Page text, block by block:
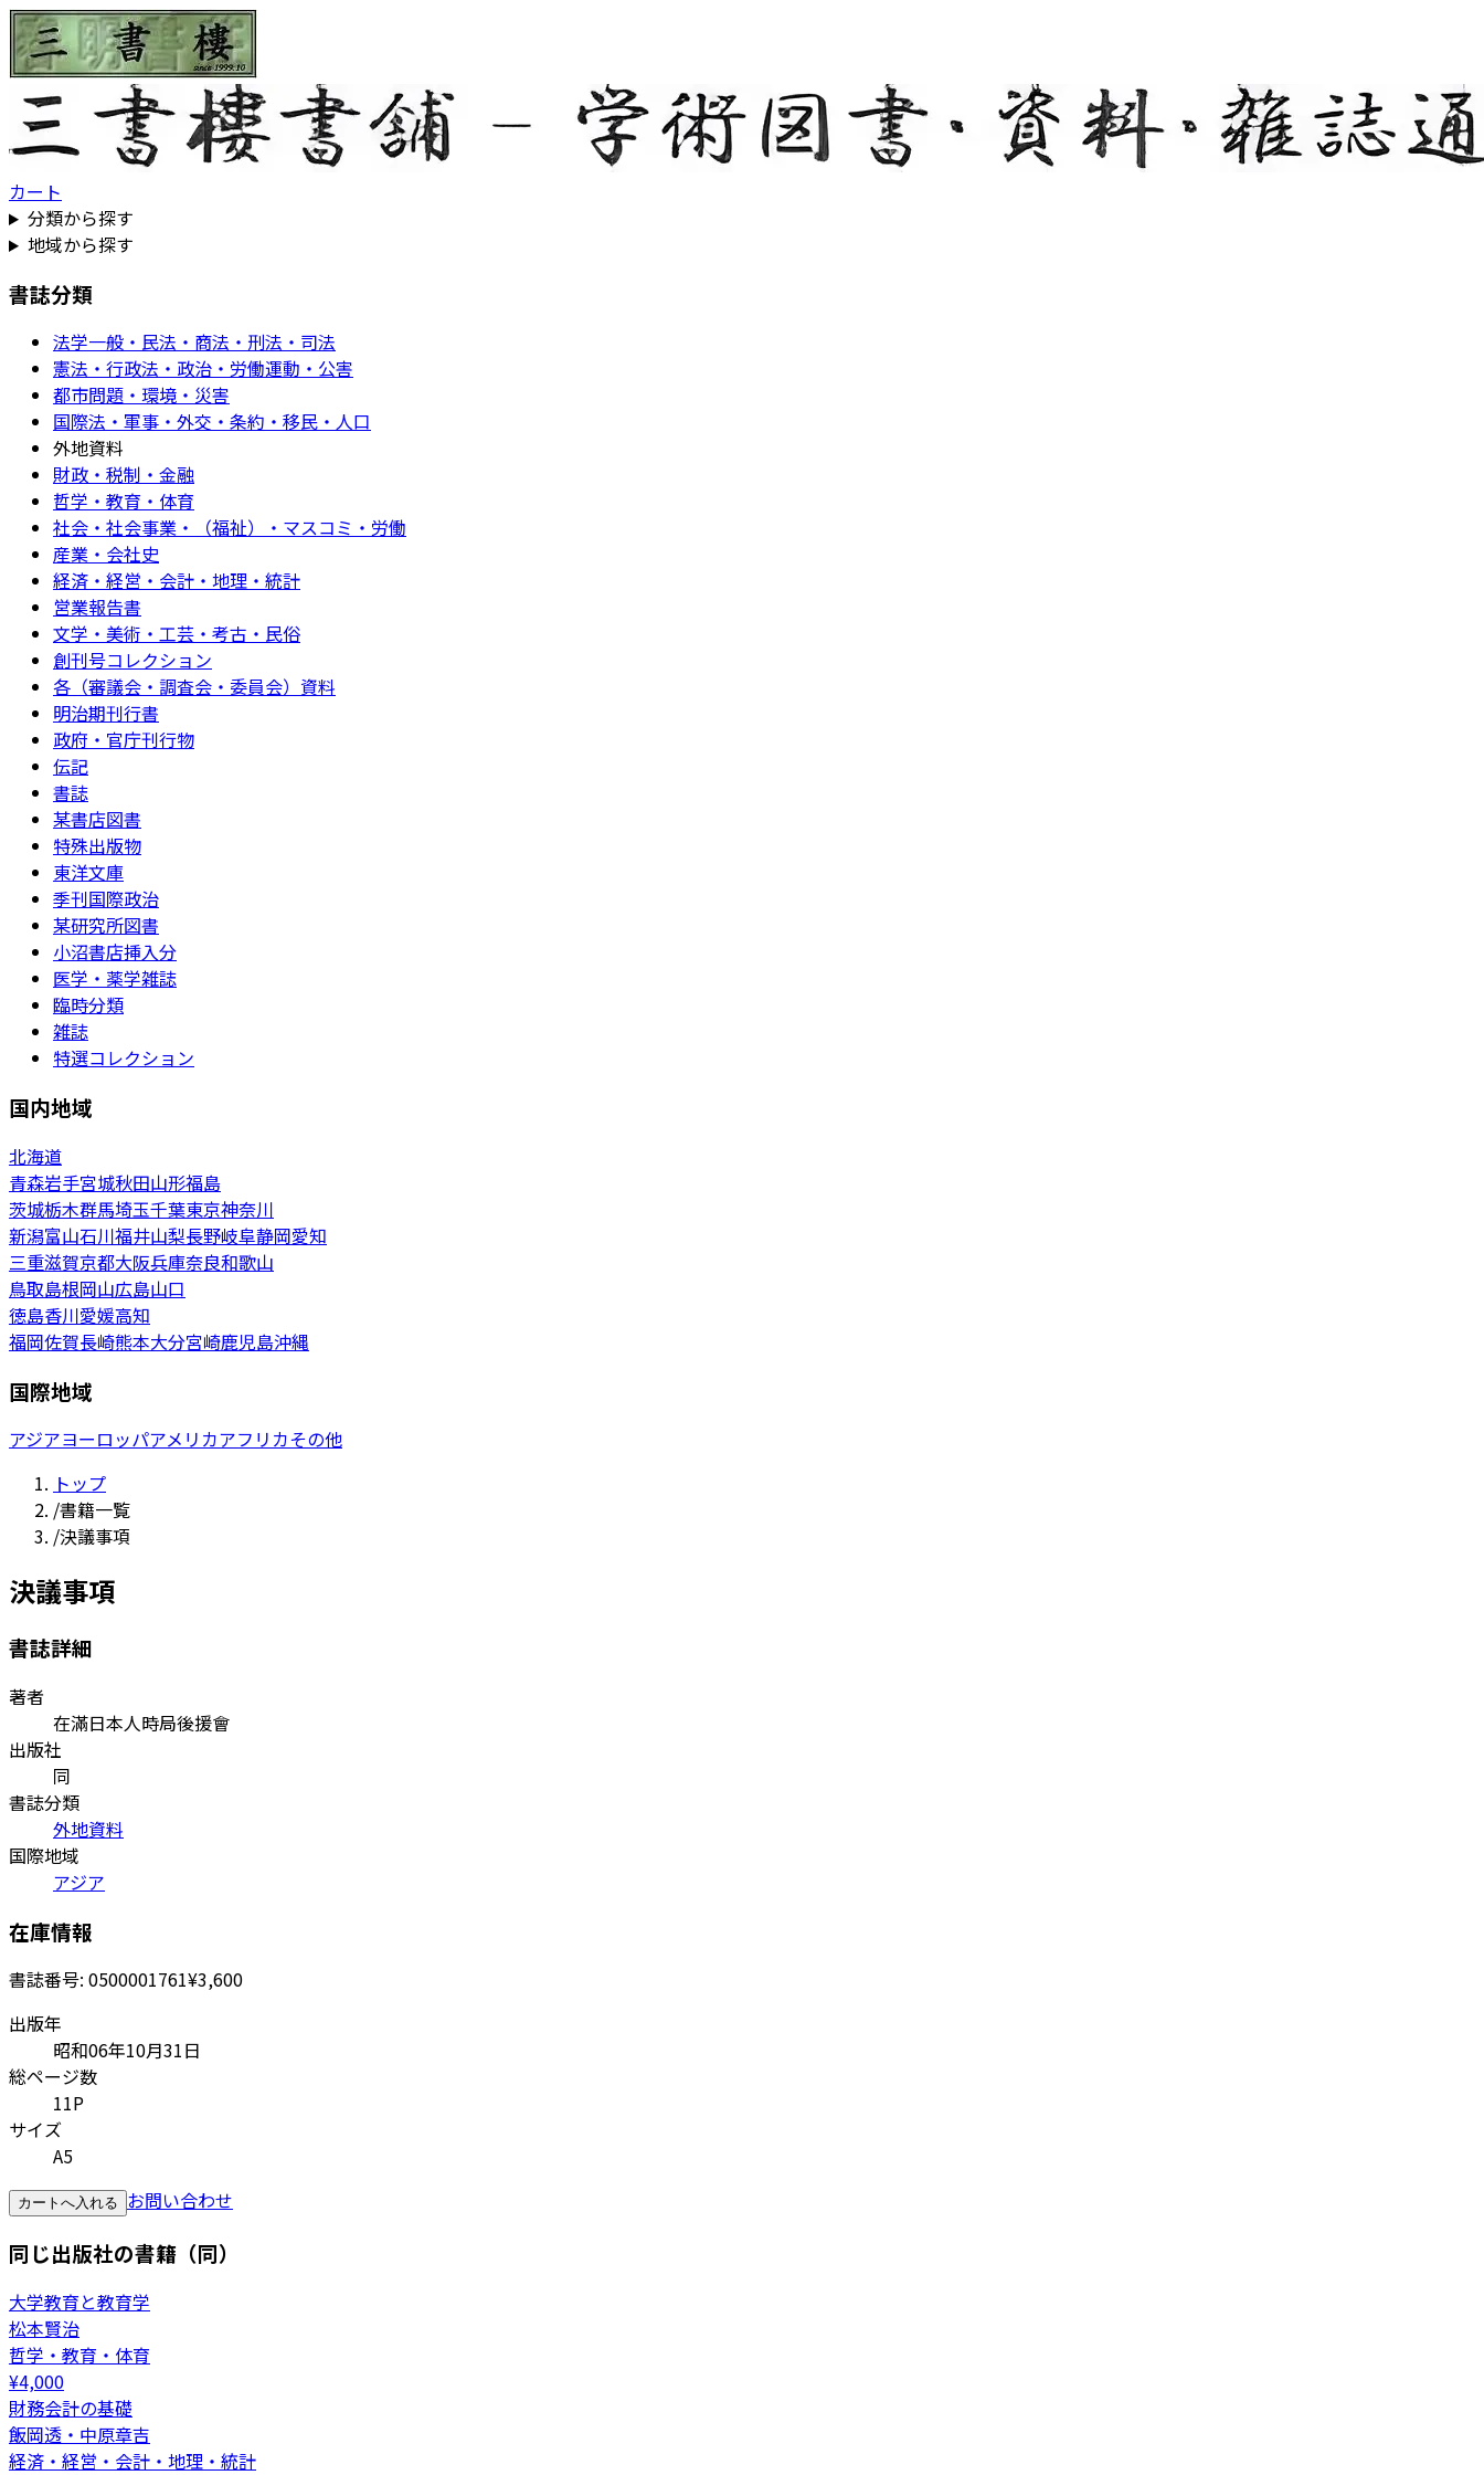
カート
分類から探す
地域から探す
書誌分類
法学一般・民法・商法・刑法・司法
憲法・行政法・政治・労働運動・公害
都市問題・環境・災害
国際法・軍事・外交・条約・移民・人口
外地資料
財政・税制・金融
哲学・教育・体育
社会・社会事業・（福祉）・マスコミ・労働
産業・会社史
経済・経営・会計・地理・統計
営業報告書
文学・美術・工芸・考古・民俗
創刊号コレクション
各（審議会・調査会・委員会）資料
明治期刊行書
政府・官庁刊行物
伝記
書誌
某書店図書
特殊出版物
東洋文庫
季刊国際政治
某研究所図書
小沼書店挿入分
医学・薬学雑誌
臨時分類
雑誌
特選コレクション
国内地域
北海道
青森岩手宮城秋田山形福島
茨城栃木群馬埼玉千葉東京神奈川
新潟富山石川福井山梨長野岐阜静岡愛知
三重滋賀京都大阪兵庫奈良和歌山
鳥取島根岡山広島山口
徳島香川愛媛高知
福岡佐賀長崎熊本大分宮崎鹿児島沖縄
国際地域
アジアヨーロッパアメリカアフリカその他
トップ
/書籍一覧
/決議事項
決議事項
書誌詳細
著者
在滿日本人時局後援會
出版社
同
書誌分類
外地資料
国際地域
アジア
在庫情報
書誌番号: 0500001761¥3,600
出版年
昭和06年10月31日
総ページ数
11P
サイズ
A5
カートへ入れる お問い合わせ
同じ出版社の書籍（同）
大学教育と教育学
松本賢治
哲学・教育・体育
¥4,000
財務会計の基礎
飯岡透・中原章吉
経済・経営・会計・地理・統計